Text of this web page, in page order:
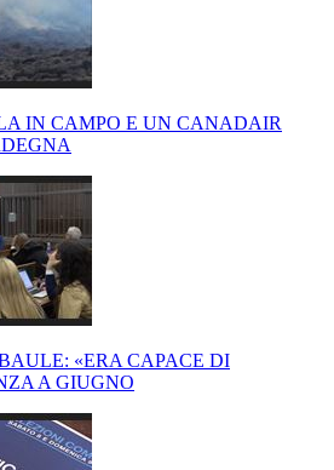
IN CAMPO E UN CANADAIR
«ERA CAPACE DI
A GIUGNO